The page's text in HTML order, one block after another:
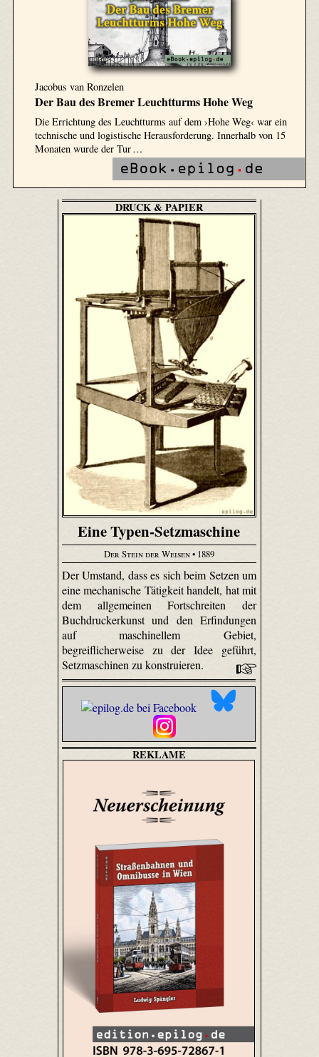
Jacobus van Ronzelen
Der Bau des Bremer Leuchtturms Hohe Weg
Die Errichtung des Leuchtturms auf dem ›Hohe Weg‹ war ein
technische und logistische Herausforderung. Innerhalb von 15
Monaten wurde der Tur …
DRUCK & PAPIER
Eine Typen-Setzmaschine
Der Stein der Weisen• 1889
Der Umstand, dass es sich beim Setzen um
eine mechanische Tätigkeit handelt, hat mit
dem allgemeinen Fortschreiten der
Buchdruckerkunst und den Erfindungen
auf maschinellem Gebiet,
begreiflicherweise zu der Idee geführt,
Setzmaschinen zu konstruieren.
REKLAME